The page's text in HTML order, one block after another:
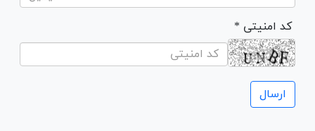
* کد امنیتی